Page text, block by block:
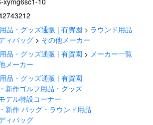
品・グッズ通販 | 有賀園
ラウンド用品
ィバッグ
その他メーカー
品・グッズ通販 | 有賀園
メーカー一覧
メーカー
品・グッズ通販 | 有賀園
新作ゴルフ用品・グッズ
デル特設コーナー
新作 バッグ・ラウンド用品
ィバッグ